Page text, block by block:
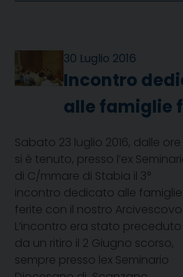
30 Luglio 2016
Incontro
alle famiglie
Sabato 23 luglio 2016, dalle ore
si è tenuto, presso l’ex
di C/mmare di Stabia il 3°
incontro dedicato alle famiglie
ferite con il nostro Arcivescovo.
L’incontro era stato preceduto
da un ritiro il 2 Giugno scorso,
sempre presso lex Seminario